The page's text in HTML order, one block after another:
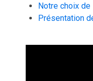
Notre choix
Présentation